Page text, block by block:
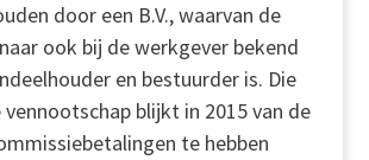
door een B.V., waarvan de
ook bij de werkgever bekend
en bestuurder is. Die
blijkt in 2015 van de
te hebben